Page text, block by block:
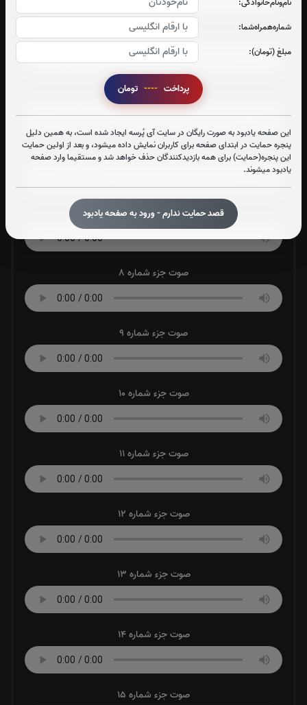
شماره‌همراه‌شما:
مبلغ (تومان):
پرداخت ----
این صفحه یادبود به صورت رایگان در سایت آی پُرسه ایجاد شده است، به همین دلیل
پنجره حمایت در ابتدای صفحه برای کاربران نمایش داده میشود، و بعد از اولین حمایت
این پنجره(حمایت) برای همه بازدیدکنندگان حذف خواهد شد و مستقیما وارد صفحه
یادبود میشوند.
قصد حمایت ندارم - ورود به صفحه یادبود
صوت جزء شماره 4
صوت جزء شماره 5
صوت جزء شماره 6
صوت جزء شماره 7
صوت جزء شماره 8
صوت جزء شماره 9
صوت جزء شماره 10
صوت جزء شماره 11
صوت جزء شماره 12
صوت جزء شماره 13
صوت جزء شماره 14
صوت جزء شماره 15